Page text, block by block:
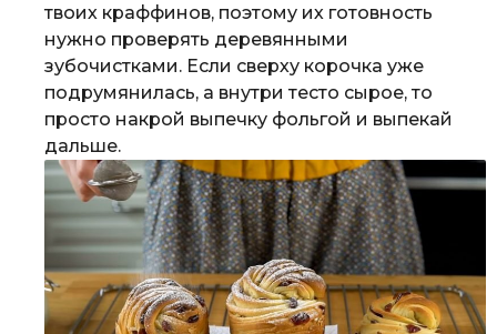
твоих краффинов, поэтому их готовность
нужно проверять деревянными
зубочистками. Если сверху корочка уже
подрумянилась, а внутри тесто сырое, то
просто накрой выпечку фольгой и выпекай
дальше.